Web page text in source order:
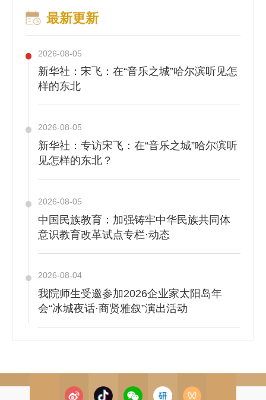
最新更新
2026-08-05
新华社：宋飞：在“音乐之城”哈尔滨听见怎
样的东北
2026-08-05
新华社：专访宋飞：在“音乐之城”哈尔滨听
见怎样的东北？
2026-08-05
中国民族教育：加强铸牢中华民族共同体
意识教育改革试点专栏·动态
2026-08-04
我院师生受邀参加2026企业家太阳岛年
会“冰城夜话·商贤雅叙”演出活动